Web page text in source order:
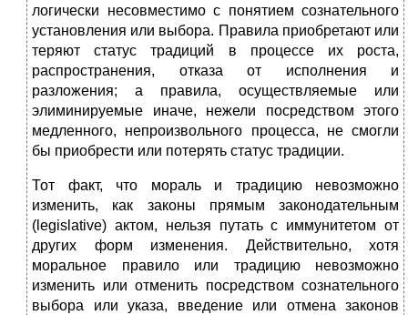
логически несовместимо с понятием сознательного
установления или выбора. Правила приобретают или
теряют статус традиций в процессе их роста,
распространения, отказа от исполнения и
разложения; а правила, осуществляемые или
элиминируемые иначе, нежели посредством этого
медленного, непроизвольного процесса, не смогли
бы приобрести или потерять статус традиции.
Тот факт, что мораль и традицию невозможно
изменить, как законы прямым законодательным
(legislative) актом, нельзя путать с иммунитетом от
других форм изменения. Действительно, хотя
моральное правило или традицию невозможно
изменить или отменить посредством сознательного
выбора или указа, введение или отмена законов